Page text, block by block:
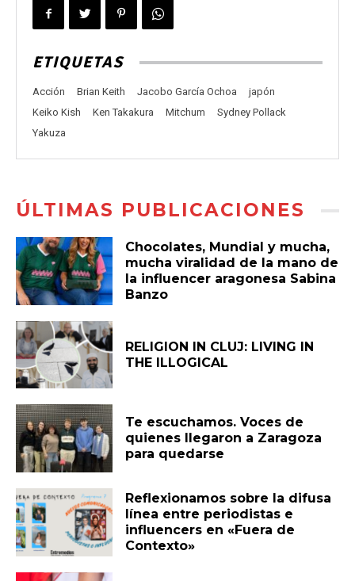
ETIQUETAS
Acción Brian Keith Jacobo García Ochoa
japón
Keiko Kish
Ken Takakura Mitchum
Sydney Pollack
Yakuza
ÚLTIMAS PUBLICACIONES
Chocolates, Mundial y mucha,
mucha viralidad de la mano de
la influencer aragonesa Sabina
Banzo
RELIGION IN CLUJ: LIVING IN
THE ILLOGICAL
Te escuchamos. Voces de
quienes llegaron a Zaragoza
para quedarse
Reflexionamos sobre la difusa
línea entre periodistas e
influencers en «Fuera de
Contexto»